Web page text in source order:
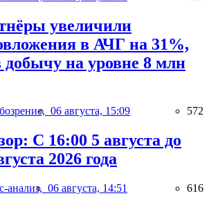
увеличили
в АЧГ на 31%,
добычу на уровне 8 млн
06 августа, 15:09 572
С 16:00 5 августа до
2026 года
анализ, 06 августа, 14:51 616